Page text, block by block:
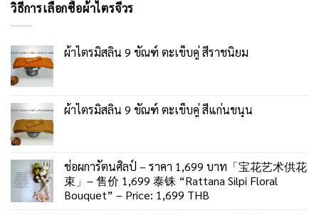
วิธีการเลือกซื้อผ้าไตรจีวร
ผ้าไตรมิสลิน 9 ขัณฑ์ ตะเข็บคู่ สีราชนิยม
ผ้าไตรมิสลิน 9 ขัณฑ์ ตะเข็บคู่ สีแก่นขนุน
ช่อผการัตนศิลป์ – ราคา 1,699 บาท「宝花艺术供花
束」– 售价 1,699 泰铢 “Rattana Silpi Floral
Bouquet” – Price: 1,699 THB